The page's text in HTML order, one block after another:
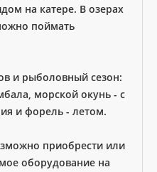
на катере. В озерах
поймать
и рыболовный сезон:
морской окунь - с
и форель - летом.
приобрести или
оборудование на